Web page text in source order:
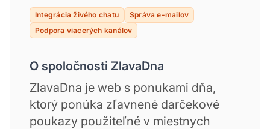
Integrácia živého chatu
Správa e-mailov
Podpora viacerých kanálov
O spoločnosti ZlavaDna
ZlavaDna je web s ponukami dňa,
ktorý ponúka zľavnené darčekové
poukazy použiteľné v miestnych